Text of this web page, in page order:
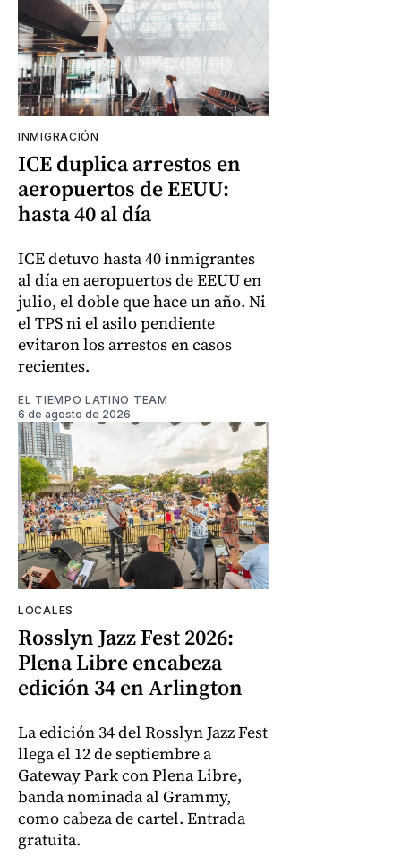
INMIGRACIÓN
ICE duplica arrestos en
aeropuertos de EEUU:
hasta 40 al día
ICE detuvo hasta 40 inmigrantes
al día en aeropuertos de EEUU en
julio, el doble que hace un año. Ni
el TPS ni el asilo pendiente
evitaron los arrestos en casos
recientes.
EL TIEMPO LATINO TEAM
6 de agosto de 2026
LOCALES
Rosslyn Jazz Fest 2026:
Plena Libre encabeza
edición 34 en Arlington
La edición 34 del Rosslyn Jazz Fest
llega el 12 de septiembre a
Gateway Park con Plena Libre,
banda nominada al Grammy,
como cabeza de cartel. Entrada
gratuita.